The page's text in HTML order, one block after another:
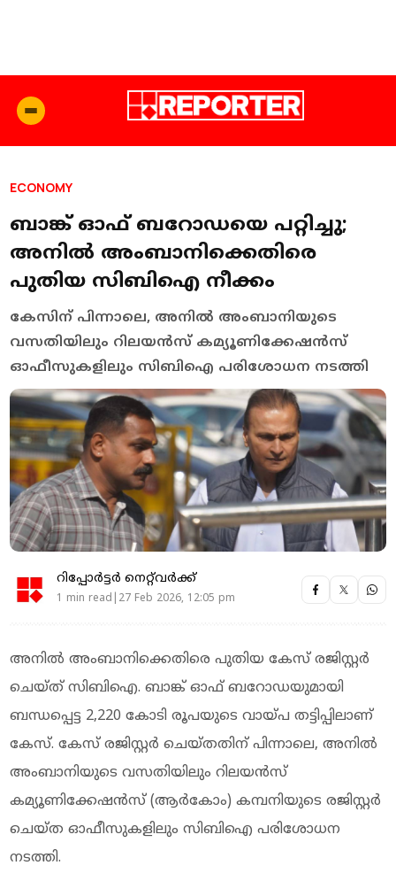
ECONOMY
ബാങ്ക് ഓഫ് ബറോഡയെ പറ്റിച്ചു;
അനിൽ അംബാനിക്കെതിരെ
പുതിയ സിബിഐ നീക്കം
കേസിന് പിന്നാലെ, അനില്‍ അംബാനിയുടെ
വസതിയിലും റിലയന്‍സ് കമ്യൂണിക്കേഷന്‍സ്
ഓഫീസുകളിലും സിബിഐ പരിശോധന നടത്തി
റിപ്പോർട്ടർ നെറ്റ്‌വര്‍ക്ക്‌
1 min read|27 Feb 2026, 12:05 pm
അനില്‍ അംബാനിക്കെതിരെ പുതിയ കേസ് രജിസ്റ്റര്‍
ചെയ്ത് സിബിഐ. ബാങ്ക് ഓഫ് ബറോഡയുമായി
ബന്ധപ്പെട്ട 2,220 കോടി രൂപയുടെ വായ്പ തട്ടിപ്പിലാണ്
കേസ്. കേസ് രജിസ്റ്റര്‍ ചെയ്തതിന് പിന്നാലെ, അനില്‍
അംബാനിയുടെ വസതിയിലും റിലയന്‍സ്
കമ്യൂണിക്കേഷന്‍സ് (ആര്‍കോം) കമ്പനിയുടെ രജിസ്റ്റര്‍
ചെയ്ത ഓഫീസുകളിലും സിബിഐ പരിശോധന
നടത്തി.